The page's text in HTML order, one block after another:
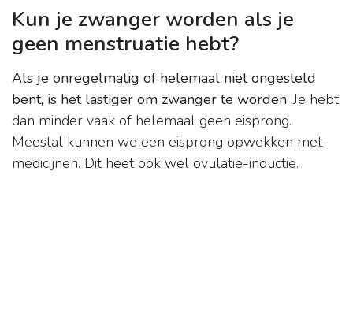
Kun je zwanger worden als je
geen menstruatie hebt?
Als je onregelmatig of helemaal niet ongesteld
bent, is het lastiger om zwanger te worden. Je hebt
dan minder vaak of helemaal geen eisprong.
Meestal kunnen we een eisprong opwekken met
medicijnen. Dit heet ook wel ovulatie-inductie.